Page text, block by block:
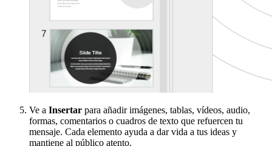
Ve a Insertar para añadir imágenes, tablas, vídeos, audio,
formas, comentarios o cuadros de texto que refuercen tu
mensaje. Cada elemento ayuda a dar vida a tus ideas y
mantiene al público atento.